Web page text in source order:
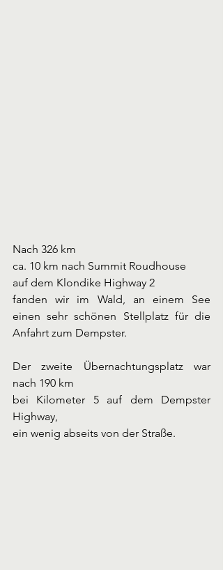
Nach 326 km
ca. 10 km nach Summit Roudhouse
auf dem Klondike Highway 2
fanden wir im Wald, an einem See
einen sehr schönen Stellplatz für die
Anfahrt zum Dempster.
Der zweite Übernachtungsplatz war
nach 190 km
bei Kilometer 5 auf dem Dempster
Highway,
ein wenig abseits von der Straße.